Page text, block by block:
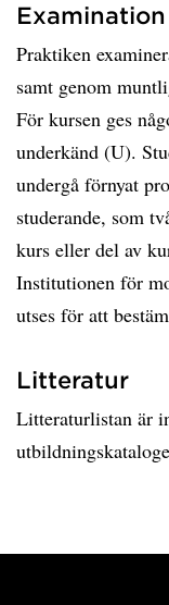
Examination
Praktiken
samt genom
För kursen ges
underkänd (U).
undergå förnyat
studerande, som
kurs eller del av
Institutionen för
utses för att
Litteratur
Litteraturlistan är